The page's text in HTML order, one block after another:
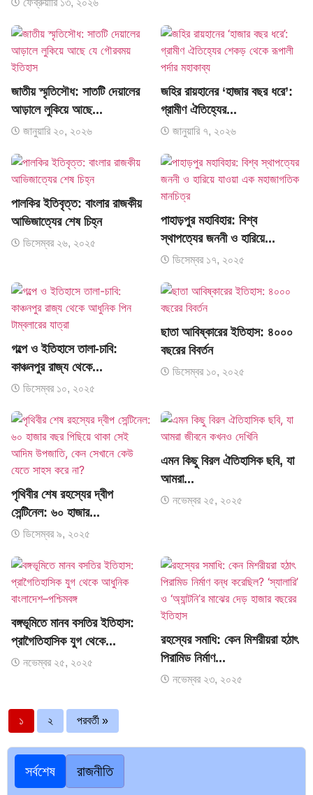
ফেব্রুয়ারি ১৩, ২০২৬
জাতীয় স্মৃতিসৌধ: সাতটি দেয়ালের
আড়ালে লুকিয়ে আছে...
জানুয়ারি ২০, ২০২৬
জহির রায়হানের ‘হাজার বছর ধরে’:
গ্রামীণ ঐতিহ্যের...
জানুয়ারি ৭, ২০২৬
পালকির ইতিবৃত্ত: বাংলার রাজকীয়
আভিজাত্যের শেষ চিহ্ন
ডিসেম্বর ২৬, ২০২৫
পাহাড়পুর মহাবিহার: বিশ্ব
স্থাপত্যের জননী ও হারিয়ে...
ডিসেম্বর ১৭, ২০২৫
গল্পে ও ইতিহাসে তালা-চাবি:
কাঞ্চনপুর রাজ্য থেকে...
ডিসেম্বর ১০, ২০২৫
ছাতা আবিষ্কারের ইতিহাস: ৪০০০
বছরের বিবর্তন
ডিসেম্বর ১০, ২০২৫
পৃথিবীর শেষ রহস্যের দ্বীপ
সেন্টিনেল: ৬০ হাজার...
ডিসেম্বর ৯, ২০২৫
এমন কিছু বিরল ঐতিহাসিক ছবি, যা
আমরা...
নভেম্বর ২৫, ২০২৫
বঙ্গভূমিতে মানব বসতির ইতিহাস:
প্রাগৈতিহাসিক যুগ থেকে...
নভেম্বর ২৫, ২০২৫
রহস্যের সমাধি: কেন মিশরীয়রা হঠাৎ
পিরামিড নির্মাণ...
নভেম্বর ২৩, ২০২৫
১ ২ পরবর্তী »
সর্বশেষ রাজনীতি